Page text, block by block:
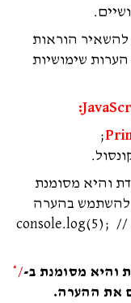
להשאיר הוראות
שימושיות
והיא מסומנת
להשתמש בהערה
console.log(5); //
והיא מסומנת ב-/*
את ההערה.